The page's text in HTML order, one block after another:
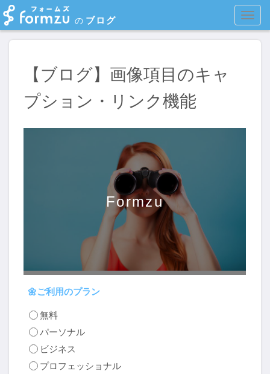
の ブログ
【ブログ】画像項目のキャ
プション・リンク機能